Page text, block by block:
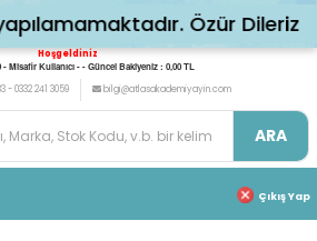
Özür Dileriz
Hoşgeldiniz
- Misafir Kullanıcı - - Güncel Bakiyeniz : 0,00 TL
- 0332 241 3059
bilgi@atlasakademiyayin.com
ARA
Çıkış Yap